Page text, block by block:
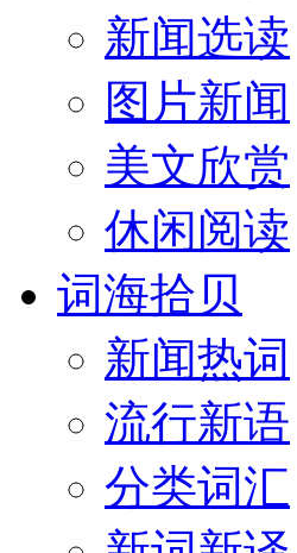
新闻选读
图片新闻
美文欣赏
休闲阅读
词海拾贝
新闻热词
流行新语
分类词汇